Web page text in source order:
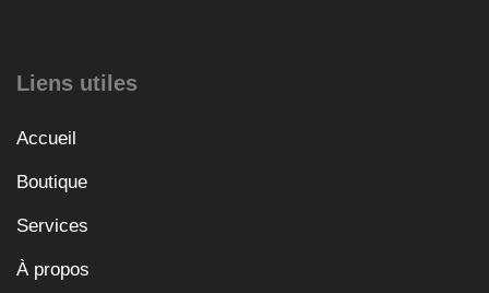
Liens utiles
Accueil
Boutique
Services
À propos